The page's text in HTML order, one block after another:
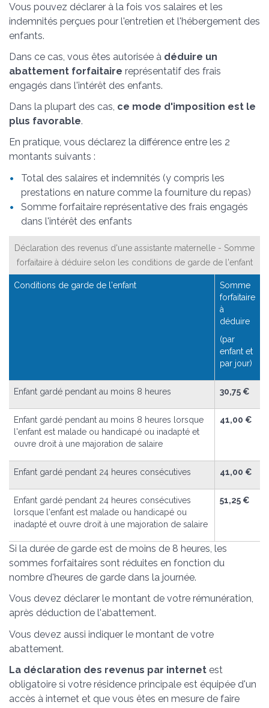
Vous pouvez déclarer à la fois vos salaires et les
indemnités perçues pour l'entretien et l'hébergement des
enfants.
Dans ce cas, vous êtes autorisée à déduire un
abattement forfaitaire représentatif des frais
engagés dans l'intérêt des enfants.
Dans la plupart des cas, ce mode d'imposition est le
plus favorable.
En pratique, vous déclarez la différence entre les 2
montants suivants :
Total des salaires et indemnités (y compris les
prestations en nature comme la fourniture du repas)
Somme forfaitaire représentative des frais engagés
dans l'intérêt des enfants
Déclaration des revenus d'une assistante maternelle - Somme
forfaitaire à déduire selon les conditions de garde de l'enfant
Conditions de garde de l'enfant
Somme
forfaitaire
à
déduire
(par
enfant et
par jour)
Enfant gardé pendant au moins 8 heures 30,75 €
Enfant gardé pendant au moins 8 heures lorsque
l'enfant est malade ou handicapé ou inadapté et
ouvre droit à une majoration de salaire
41,00 €
Enfant gardé pendant 24 heures consécutives 41,00 €
Enfant gardé pendant 24 heures consécutives
lorsque l'enfant est malade ou handicapé ou
inadapté et ouvre droit à une majoration de salaire
51,25 €
Si la durée de garde est de moins de 8 heures, les
sommes forfaitaires sont réduites en fonction du
nombre d'heures de garde dans la journée.
Vous devez déclarer le montant de votre rémunération,
après déduction de l'abattement.
Vous devez aussi indiquer le montant de votre
abattement.
La déclaration des revenus par internet est
obligatoire si votre résidence principale est équipée d'un
accès à internet et que vous êtes en mesure de faire